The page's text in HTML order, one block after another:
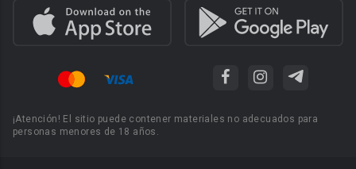
¡Atención! El sitio puede contener materiales no adecuados para
personas menores de 18 años.